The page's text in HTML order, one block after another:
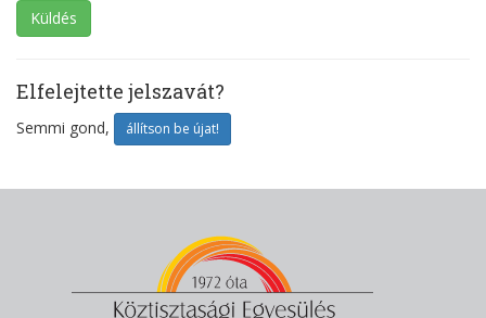
Elfelejtette jelszavát?
Semmi gond, állítson be újat!